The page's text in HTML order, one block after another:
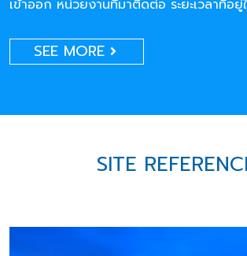
เข้าออก หน่วยงานที่มาติดต่อ ระยะเวลาที่อยู่
SEE MORE
SITE